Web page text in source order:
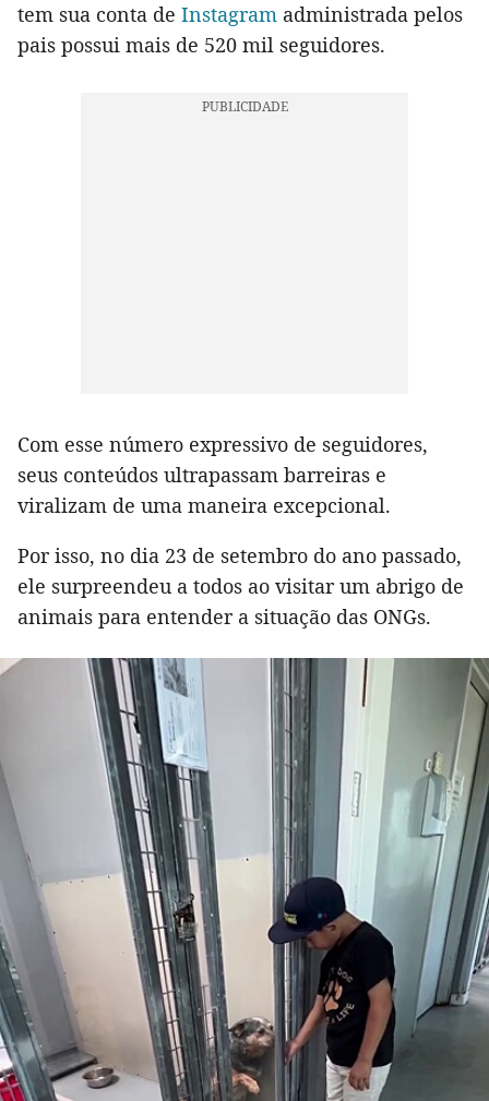
tem sua conta de Instagram administrada pelos
pais possui mais de 520 mil seguidores.
Com esse número expressivo de seguidores,
seus conteúdos ultrapassam barreiras e
viralizam de uma maneira excepcional.
Por isso, no dia 23 de setembro do ano passado,
ele surpreendeu a todos ao visitar um abrigo de
animais para entender a situação das ONGs.